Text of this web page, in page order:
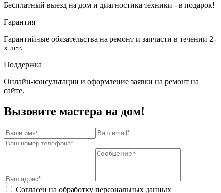
Бесплатный выезд на дом и диагностика техники - в подарок!
Гарантия
Гарантийные обязательства на ремонт и запчасти в течении 2-
х лет.
Поддержка
Онлайн-консультации и оформление заявки на ремонт на
сайте.
Вызовите мастера на дом!
Согласен на обработку персональных данных